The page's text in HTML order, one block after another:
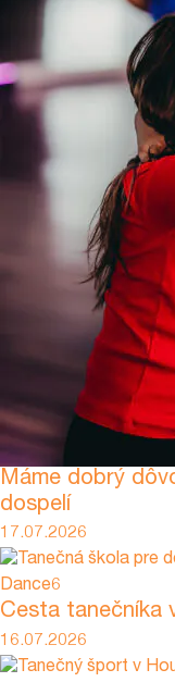
Máme dobrý
dospelí
17.07.2026
Cesta tanečníka
16.07.2026